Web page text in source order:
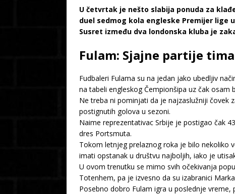
U četvrtak je nešto slabija ponuda za
duel sedmog kola engleske Premijer lige
Susret između dva londonska kluba je
Fulam: Sjajne partije
Fudbaleri Fulama su na jedan jako ubedljiv
na tabeli engleskog Čempionšipa uz čak
Ne treba ni pominjati da je najzaslužniji čovek
postignutih golova u sezoni.
Naime reprezentativac Srbije je postigao čak
dres Portsmuta.
Tokom letnjeg prelaznog roka je bilo nekoliko
imati opstanak u društvu najboljih, iako je
U ovom trenutku se mimo svih očekivanja
Totenhem, pa je izvesno da su izabranici
Posebno dobro Fulam igra u poslednje